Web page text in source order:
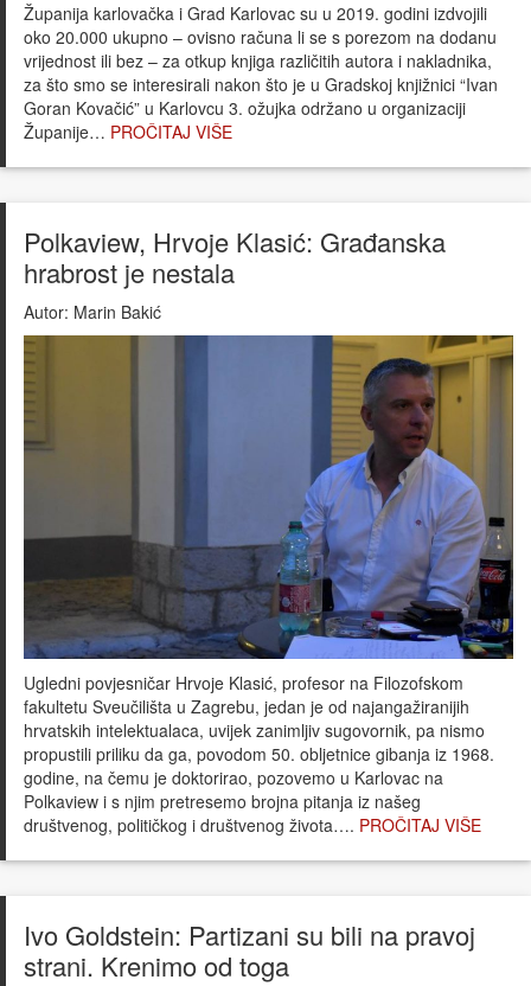
Županija karlovačka i Grad Karlovac su u 2019. godini izdvojili
oko 20.000 ukupno – ovisno računa li se s porezom na dodanu
vrijednost ili bez – za otkup knjiga različitih autora i nakladnika,
za što smo se interesirali nakon što je u Gradskoj knjižnici “Ivan
Goran Kovačić” u Karlovcu 3. ožujka održano u organizaciji
Županije… PROČITAJ VIŠE
Polkaview, Hrvoje Klasić: Građanska
hrabrost je nestala
Autor: Marin Bakić
Ugledni povjesničar Hrvoje Klasić, profesor na Filozofskom
fakultetu Sveučilišta u Zagrebu, jedan je od najangažiranijih
hrvatskih intelektualaca, uvijek zanimljiv sugovornik, pa nismo
propustili priliku da ga, povodom 50. obljetnice gibanja iz 1968.
godine, na čemu je doktorirao, pozovemo u Karlovac na
Polkaview i s njim pretresemo brojna pitanja iz našeg
društvenog, političkog i društvenog života…. PROČITAJ VIŠE
Ivo Goldstein: Partizani su bili na pravoj
strani. Krenimo od toga